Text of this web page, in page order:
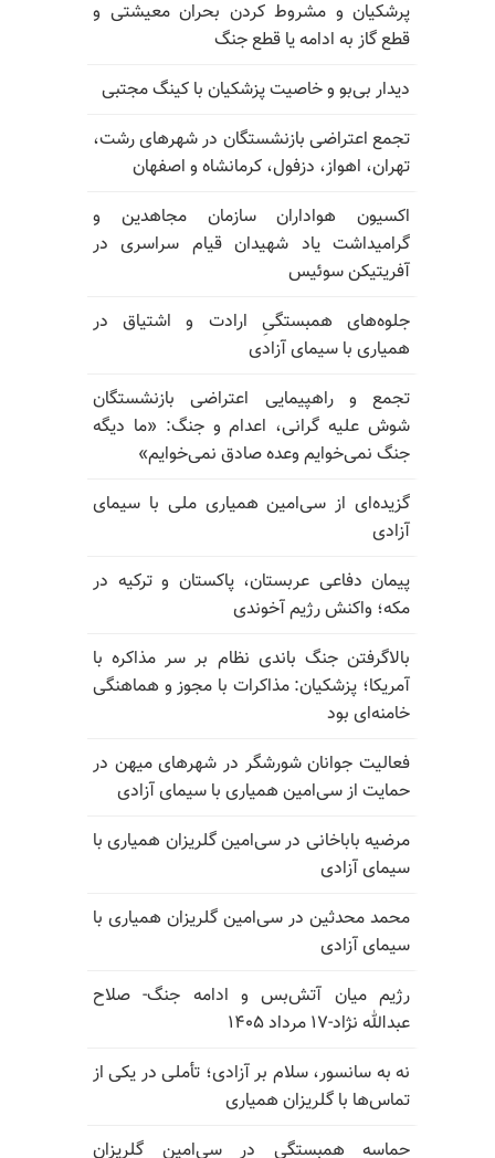
پرشکیان و مشروط کردن بحران معیشتی و
قطع گاز به ادامه یا قطع جنگ
دیدار بی‌بو و خاصیت پزشکیان با کینگ مجتبی
تجمع اعتراضی بازنشستگان در شهرهای رشت،
تهران، اهواز، دزفول، کرمانشاه و اصفهان
اکسیون هواداران سازمان مجاهدین و
گرامیداشت یاد شهیدان قیام سراسری در
آفریتیکن سوئیس
جلوه‌های همبستگیِ ارادت و اشتیاق در
همیاری با سیمای آزادی
تجمع و راهپیمایی اعتراضی بازنشستگان
شوش علیه گرانی، اعدام و جنگ: «ما دیگه
جنگ نمی‌خوایم وعده صادق نمی‌خوایم»
گزیده‌ای از سی‌امین همیاری ملی با سیمای
آزادی
پیمان دفاعی عربستان، پاکستان و ترکیه در
مکه؛ واکنش رژیم آخوندی
بالا‌گرفتن جنگ باندی نظام بر سر مذاکره با
آمریکا؛ پزشکیان: مذاکرات با مجوز و هماهنگی
خامنه‌ای بود
فعالیت جوانان شورشگر در شهرهای میهن در
حمایت از سی‌امین همیاری با سیمای آزادی
مرضیه باباخانی در سی‌امین گلریزان همیاری با
سیمای آزادی
محمد محدثین در سی‌امین گلریزان همیاری با
سیمای آزادی
رژیم میان آتش‌بس و ادامه جنگ- صلاح
عبدالله نژاد-۱۷ مرداد ۱۴۰۵
نه به سانسور، سلام بر آزادی؛ تأملی در یکی از
تماس‌ها با گلریزان همیاری
حماسه همبستگی در سی‌امین گلریزان